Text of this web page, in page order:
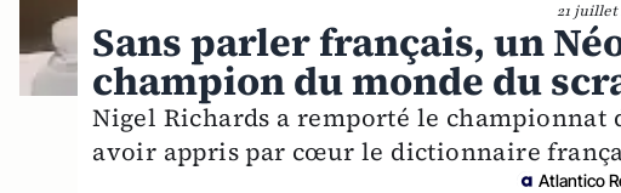
21 juillet
Sans parler français, un
champion du monde du
Nigel Richards a remporté le championnat
avoir appris par cœur le dictionnaire
Atlantico